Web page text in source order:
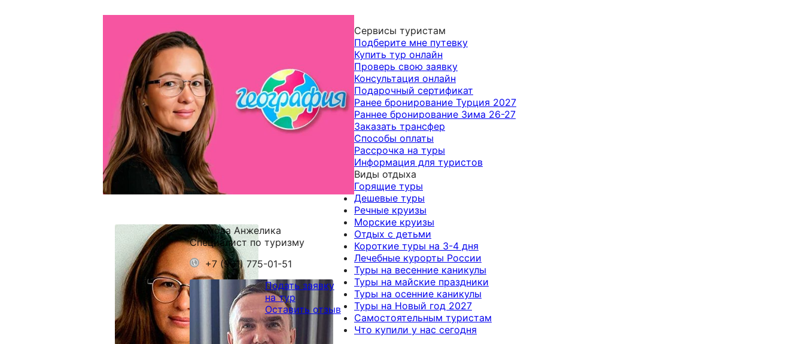
Климова Анжелика
Специалист по туризму
+7 (901) 775-01-51
Подать заявку
на тур
Оставить отзыв
Сервисы туристам
Подберите мне путевку
Купить тур онлайн
Проверь свою заявку
Консультация онлайн
Подарочный сертификат
Ранее бронирование Турция 2027
Раннее бронирование Зима 26-27
Заказать трансфер
Способы оплаты
Рассрочка на туры
Информация для туристов
Виды отдыха
Горящие туры
Дешевые туры
Речные круизы
Морские круизы
Отдых с детьми
Короткие туры на 3-4 дня
Лечебные курорты России
Туры на весенние каникулы
Туры на майские праздники
Туры на осенние каникулы
Туры на Новый год 2027
Самостоятельным туристам
Что купили у нас сегодня